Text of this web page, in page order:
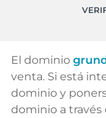
El dominio
venta. Si está
dominio y
dominio a través